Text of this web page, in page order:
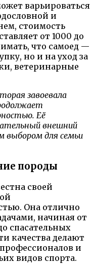
варьироваться
и
стоимость
от 1000 до
что самоед —
но и на уход за
ветеринарные
завоевала
Её
внешний
выбором для семьи
породы
своей
Она отлично
начиная от
спасательных
качества делают
и
видов спорта.